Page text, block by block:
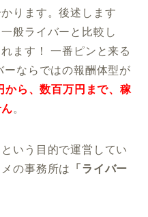
ります。後述します
般ライバーと比較し
ます！ 一番ピンと来る
ならではの報酬体型が
ら、数百万円まで、稼
。
いう目的で運営してい
の事務所は
「ライバー